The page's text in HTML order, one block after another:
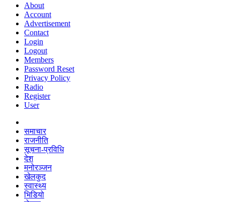
About
Account
Advertisement
Contact
Login
Logout
Members
Password Reset
Privacy Policy
Radio
Register
User
समाचार
राजनीति
सूचना-प्रविधि
देश
मनोरञ्जन
खेलकुद
स्वास्थ्य
भिडियो